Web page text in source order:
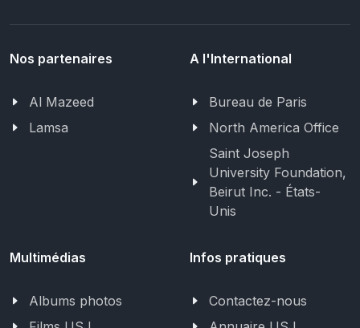
Nos partenaires
Al Mazeed
Lamsa
A l'International
Bureau de Paris
North America Office
Saint Joseph
University Foundation,
Beirut Inc. - États-
Unis
Multimédias
Albums photos
Infos pratiques
Contactez-nous